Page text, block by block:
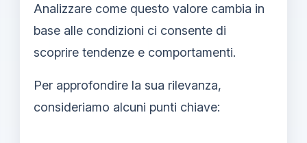
Analizzare come questo valore cambia in
base alle condizioni ci consente di
scoprire tendenze e comportamenti.
Per approfondire la sua rilevanza,
consideriamo alcuni punti chiave: